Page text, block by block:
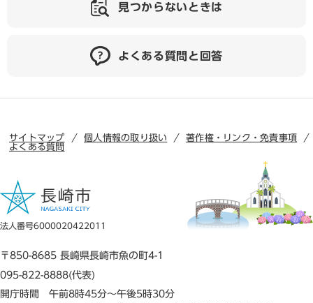
見つからないときは
よくある質問と回答
サイトマップ 個人情報の取り扱い
著作権・リンク・免責事項
よくある質問
法人番号6000020422011
〒850-8685 長崎県長崎市魚の町4-1
095-822-8888(代表)
開庁時間 午前8時45分～午後5時30分